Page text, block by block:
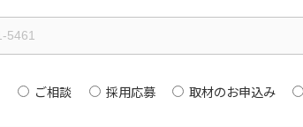
ご相談 採用応募 取材のお申込み